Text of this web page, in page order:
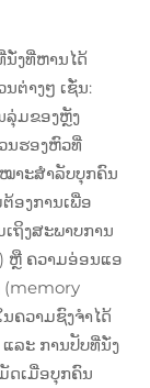
ນັ່ງທີ່ຫານໄດ້
ຕ່າງໆ ເຊັ່ນ:
ລຸ່ມຂອງຫຼັງ
ນຮອງຫົວທີ່
າະສຳລັບບຸກຄົນ
ອງການເພື່ອ
ຖິງສະພາບການ
ຫຼື ຄວາມອ່ອນແອ
(memory
ຄວາມຊົງຈຳໄດ້
ລະ ການປັບທີ່ນັ່ງ
ດເມື່ອບຸກຄົນ